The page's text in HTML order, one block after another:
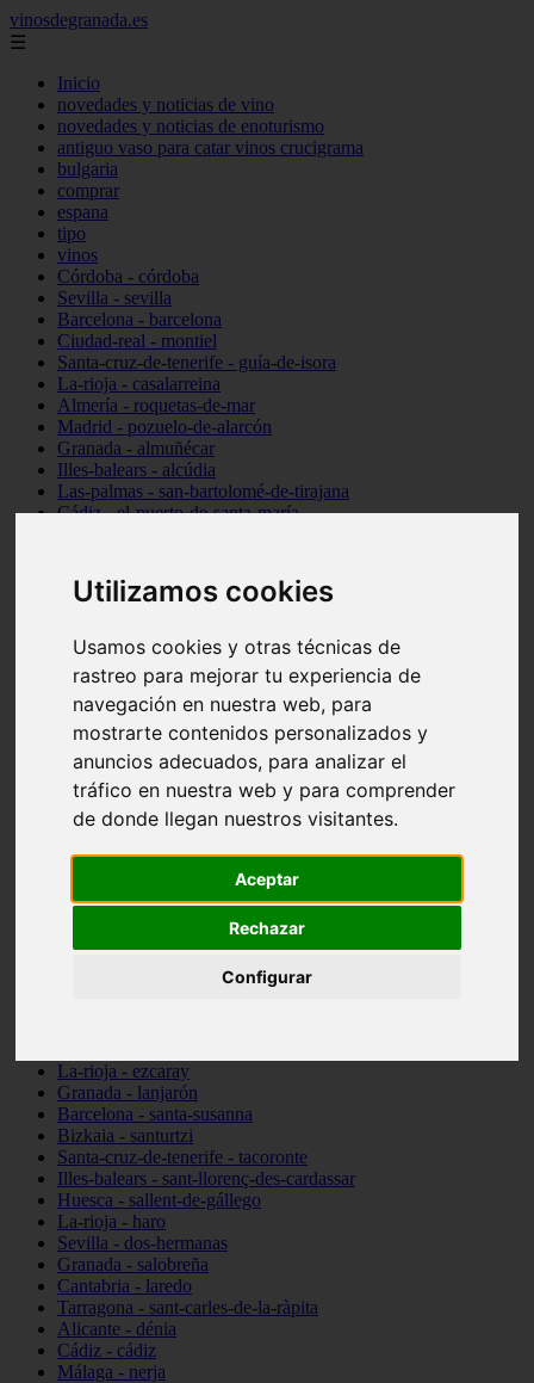
Utilizamos cookies
Usamos cookies y otras técnicas de
rastreo para mejorar tu experiencia de
navegación en nuestra web, para
mostrarte contenidos personalizados y
anuncios adecuados, para analizar el
tráfico en nuestra web y para comprender
de donde llegan nuestros visitantes.
Aceptar
Rechazar
Configurar
vinosdegranada.es
☰
Inicio
novedades y noticias de vino
novedades y noticias de enoturismo
antiguo vaso para catar vinos crucigrama
bulgaria
comprar
espana
tipo
vinos
Córdoba - córdoba
Sevilla - sevilla
Barcelona - barcelona
Ciudad-real - montiel
Santa-cruz-de-tenerife - guía-de-isora
La-rioja - casalarreina
Almería - roquetas-de-mar
Madrid - pozuelo-de-alarcón
Granada - almuñécar
Illes-balears - alcúdia
Las-palmas - san-bartolomé-de-tirajana
Cádiz - el-puerto-de-santa-maría
Santa-cruz-de-tenerife - los-llanos-de-aridane
Cantabria - suances
Granada - monachil
Huesca - isábena
Huesca - alquézar
Huesca - castejón-de-sos
Sevilla - marinaleda
Córdoba - almedinilla
Navarra - zangoza
Cantabria - arenas-de-iguña
Barcelona - la-pobla-de-lillet
Las-palmas - yaiza
Valladolid - fuensaldaña
La-rioja - ezcaray
Granada - lanjarón
Barcelona - santa-susanna
Bizkaia - santurtzi
Santa-cruz-de-tenerife - tacoronte
Illes-balears - sant-llorenç-des-cardassar
Huesca - sallent-de-gállego
La-rioja - haro
Sevilla - dos-hermanas
Granada - salobreña
Cantabria - laredo
Tarragona - sant-carles-de-la-ràpita
Alicante - dénia
Cádiz - cádiz
Málaga - nerja